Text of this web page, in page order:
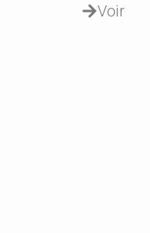
Voir